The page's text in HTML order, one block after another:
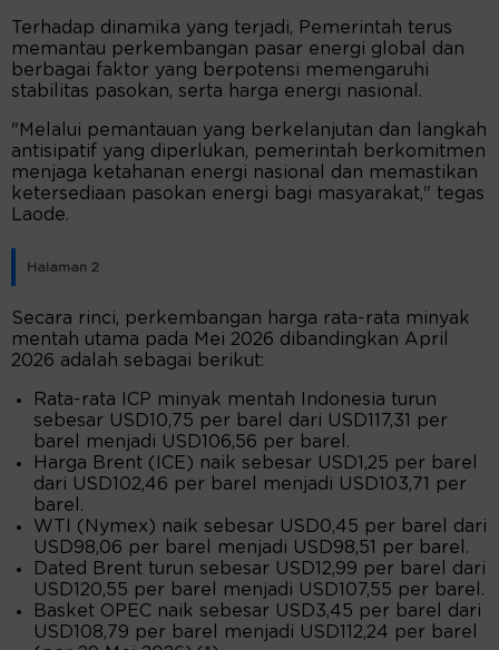
Terhadap dinamika yang terjadi, Pemerintah terus
memantau perkembangan pasar energi global dan
berbagai faktor yang berpotensi memengaruhi
stabilitas pasokan, serta harga energi nasional.
"Melalui pemantauan yang berkelanjutan dan langkah
antisipatif yang diperlukan, pemerintah berkomitmen
menjaga ketahanan energi nasional dan memastikan
ketersediaan pasokan energi bagi masyarakat," tegas
Laode.
Halaman 2
Secara rinci, perkembangan harga rata-rata minyak
mentah utama pada Mei 2026 dibandingkan April
2026 adalah sebagai berikut:
Rata-rata ICP minyak mentah Indonesia turun
sebesar USD10,75 per barel dari USD117,31 per
barel menjadi USD106,56 per barel.
Harga Brent (ICE) naik sebesar USD1,25 per barel
dari USD102,46 per barel menjadi USD103,71 per
barel.
WTI (Nymex) naik sebesar USD0,45 per barel dari
USD98,06 per barel menjadi USD98,51 per barel.
Dated Brent turun sebesar USD12,99 per barel dari
USD120,55 per barel menjadi USD107,55 per barel.
Basket OPEC naik sebesar USD3,45 per barel dari
USD108,79 per barel menjadi USD112,24 per barel